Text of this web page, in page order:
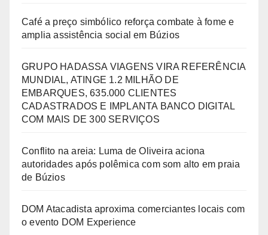
Café a preço simbólico reforça combate à fome e
amplia assistência social em Búzios
GRUPO HADASSA VIAGENS VIRA REFERÊNCIA
MUNDIAL, ATINGE 1.2 MILHÃO DE
EMBARQUES, 635.000 CLIENTES
CADASTRADOS E IMPLANTA BANCO DIGITAL
COM MAIS DE 300 SERVIÇOS
Conflito na areia: Luma de Oliveira aciona
autoridades após polêmica com som alto em praia
de Búzios
DOM Atacadista aproxima comerciantes locais com
o evento DOM Experience